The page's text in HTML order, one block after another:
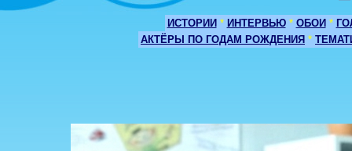
ИСТОРИИ * ИНТЕРВЬЮ * ОБОИ *
АКТЁРЫ ПО ГОДАМ РОЖДЕНИЯ *